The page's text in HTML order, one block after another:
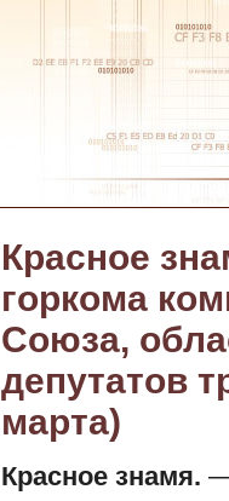
Красное
горкома
Союза,
депутатов
марта)
Красное знамя. —